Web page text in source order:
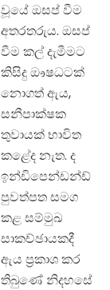
වූයේ ඔසප් වීම
අතරතරුය. ඔසප්
වීම කල් දැමීමට
කිසිදු ඖෂධටක්
නොගත් ඇය,
සනීපාක්ෂක
තුවායක් භාවිත
කළේද නැත. ද
ඉන්ඩිපෙන්ඩන්ඩ්
පුවත්පත සමග
කළ සම්මුඛ
සාකච්ඡායකදී
ඇය ප්‍රකාශ කර
තිබුණේ නිදහසේ